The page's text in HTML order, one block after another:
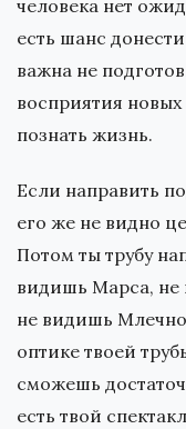
человека нет
есть шанс
важна не
восприятия новых
познать жизнь.
Если направить
его же не видно
Потом ты трубу
видишь Марса,
не видишь
оптике твоей
сможешь
есть твой